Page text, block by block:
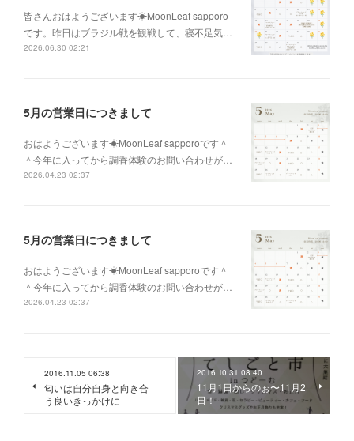
皆さんおはようございます☀MoonLeaf sapporo
です。昨日はブラジル戦を観戦して、寝不足気…
2026.06.30 02:21
5月の営業日につきまして
おはようございます☀MoonLeaf sapporoです＾
＾今年に入ってから調香体験のお問い合わせが…
2026.04.23 02:37
5月の営業日につきまして
おはようございます☀MoonLeaf sapporoです＾
＾今年に入ってから調香体験のお問い合わせが…
2026.04.23 02:37
2016.11.05 06:38
匂いは自分自身と向き合
う良いきっかけに
2016.10.31 08:40
11月1日からのぉ〜11月2
日！